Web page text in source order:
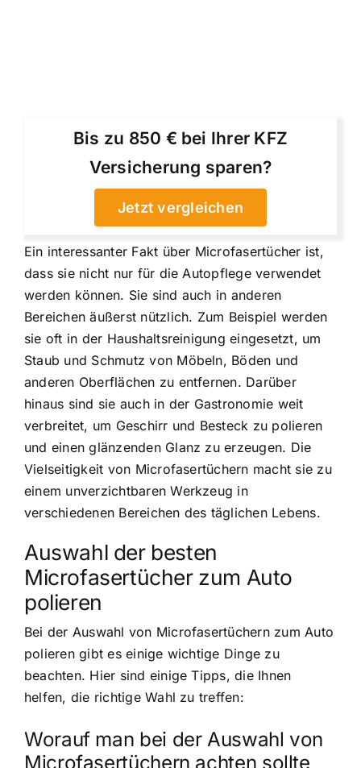
Bis zu 850 € bei Ihrer KFZ
Versicherung sparen?
Jetzt vergleichen
Ein interessanter Fakt über Microfasertücher ist,
dass sie nicht nur für die Autopflege verwendet
werden können. Sie sind auch in anderen
Bereichen äußerst nützlich. Zum Beispiel werden
sie oft in der Haushaltsreinigung eingesetzt, um
Staub und Schmutz von Möbeln, Böden und
anderen Oberflächen zu entfernen. Darüber
hinaus sind sie auch in der Gastronomie weit
verbreitet, um Geschirr und Besteck zu polieren
und einen glänzenden Glanz zu erzeugen. Die
Vielseitigkeit von Microfasertüchern macht sie zu
einem unverzichtbaren Werkzeug in
verschiedenen Bereichen des täglichen Lebens.
Auswahl der besten
Microfasertücher zum Auto
polieren
Bei der Auswahl von Microfasertüchern zum Auto
polieren gibt es einige wichtige Dinge zu
beachten. Hier sind einige Tipps, die Ihnen
helfen, die richtige Wahl zu treffen:
Worauf man bei der Auswahl von
Microfasertüchern achten sollte